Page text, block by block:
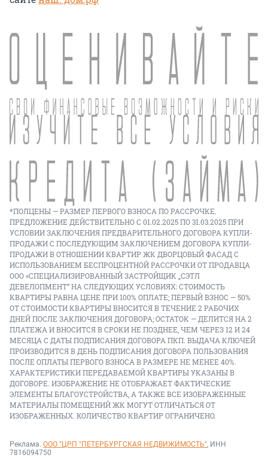
*ПОЛЦЕНЫ — РАЗМЕР ПЕРВОГО ВЗНОСА ПО РАССРОЧКЕ.
ПРЕДЛОЖЕНИЕ ДЕЙСТВИТЕЛЬНО С 01.02.2025 ПО 31.03.2025 ПРИ
УСЛОВИИ ЗАКЛЮЧЕНИЯ ПРЕДВАРИТЕЛЬНОГО ДОГОВОРА КУПЛИ-
ПРОДАЖИ С ПОСЛЕДУЮЩИМ ЗАКЛЮЧЕНИЕМ ДОГОВОРА КУПЛИ-
ПРОДАЖИ В ОТНОШЕНИИ КВАРТИР ЖК ДВОРЦОВЫЙ ФАСАД С
ИСПОЛЬЗОВАНИЕМ БЕСПРОЦЕНТНОЙ РАССРОЧКИ ОТ ПРОДАВЦА
ООО «СПЕЦИАЛИЗИРОВАННЫЙ ЗАСТРОЙЩИК „СЭТЛ
ДЕВЕЛОПМЕНТ“ НА СЛЕДУЮЩИХ УСЛОВИЯХ: СТОИМОСТЬ
КВАРТИРЫ РАВНА ЦЕНЕ ПРИ 100% ОПЛАТЕ; ПЕРВЫЙ ВЗНОС — 50%
ОТ СТОИМОСТИ КВАРТИРЫ ВНОСИТСЯ В ТЕЧЕНИЕ 2 РАБОЧИХ
ДНЕЙ ПОСЛЕ ЗАКЛЮЧЕНИЯ ДОГОВОРА; ОСТАТОК — ДЕЛИТСЯ НА 2
ПЛАТЕЖА И ВНОСИТСЯ В СРОКИ НЕ ПОЗДНЕЕ, ЧЕМ ЧЕРЕЗ 12 И 24
МЕСЯЦА С ДАТЫ ПОДПИСАНИЯ ДОГОВОРА ПКП. ВЫДАЧА КЛЮЧЕЙ
ПРОИЗВОДИТСЯ В ДЕНЬ ПОДПИСАНИЯ ДОГОВОРА ПОЛЬЗОВАНИЯ
ПОСЛЕ ОПЛАТЫ ПЕРВОГО ВЗНОСА В РАЗМЕРЕ НЕ МЕНЕЕ 40%.
ХАРАКТЕРИСТИКИ ПЕРЕДАВАЕМОЙ КВАРТИРЫ УКАЗАНЫ В
ДОГОВОРЕ. ИЗОБРАЖЕНИЕ НЕ ОТОБРАЖАЕТ ФАКТИЧЕСКИЕ
ЭЛЕМЕНТЫ БЛАГОУСТРОЙСТВА, А ТАКЖЕ ВСЕ ИЗОБРАЖЕННЫЕ
МАТЕРИАЛЫ ПОМЕЩЕНИЙ ЖК МОГУТ ОТЛИЧАТЬСЯ ОТ
ИЗОБРАЖЕННЫХ. КОЛИЧЕСТВО КВАРТИР ОГРАНИЧЕНО.
Реклама. ООО "ЦРП "ПЕТЕРБУРГСКАЯ НЕДВИЖИМОСТЬ", ИНН
7816094750